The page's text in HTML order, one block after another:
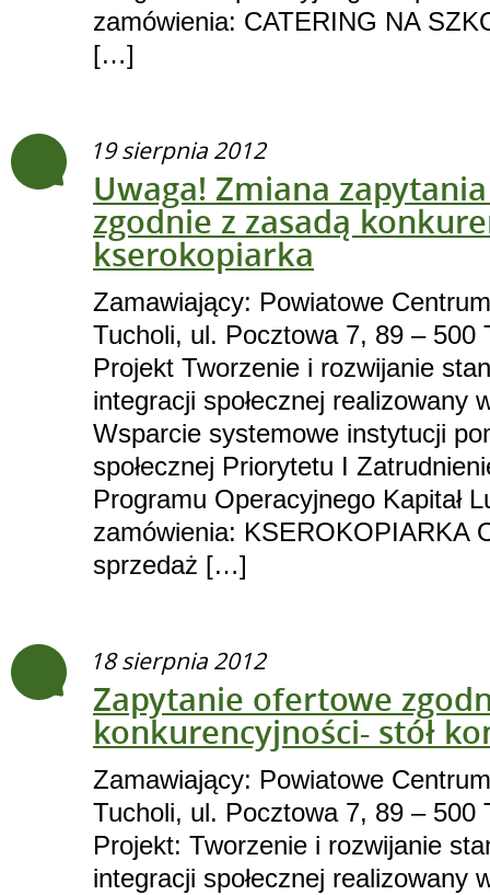
zamówienia: CATERING NA
[…]
19 sierpnia 2012
Uwaga! Zmiana
zgodnie z zasadą
kserokopiarka
Zamawiający: Powiatowe
Tucholi, ul. Pocztowa 7, 89 – 500
Projekt Tworzenie i rozwijanie
integracji społecznej realizowany
Wsparcie systemowe instytucji
społecznej Priorytetu I
Programu Operacyjnego Kapitał
zamówienia: KSEROKOPIARKA
sprzedaż […]
18 sierpnia 2012
Zapytanie ofertowe
konkurencyjności- stół
Zamawiający: Powiatowe
Tucholi, ul. Pocztowa 7, 89 – 500
Projekt: Tworzenie i rozwijanie
integracji społecznej realizowany